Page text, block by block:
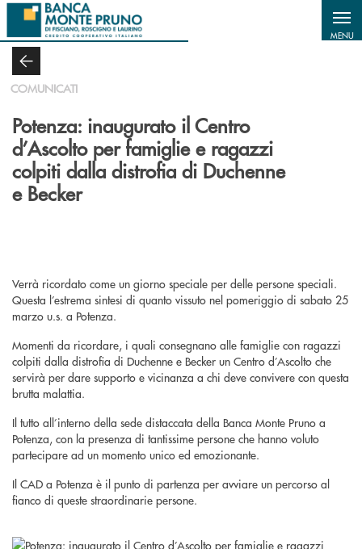
Salta al contenuto principale
MENU
COMUNICATI
Potenza: inaugurato il Centro
d’Ascolto per famiglie e ragazzi
colpiti dalla distrofia di Duchenne
e Becker
Verrà ricordato come un giorno speciale per delle persone speciali.
Questa l’estrema sintesi di quanto vissuto nel pomeriggio di sabato 25
marzo u.s. a Potenza.
Momenti da ricordare, i quali consegnano alle famiglie con ragazzi
colpiti dalla distrofia di Duchenne e Becker un Centro d’Ascolto che
servirà per dare supporto e vicinanza a chi deve convivere con questa
brutta malattia.
Il tutto all’interno della sede distaccata della Banca Monte Pruno a
Potenza, con la presenza di tantissime persone che hanno voluto
partecipare ad un momento unico ed emozionante.
Il CAD a Potenza è il punto di partenza per avviare un percorso al
fianco di queste straordinarie persone.